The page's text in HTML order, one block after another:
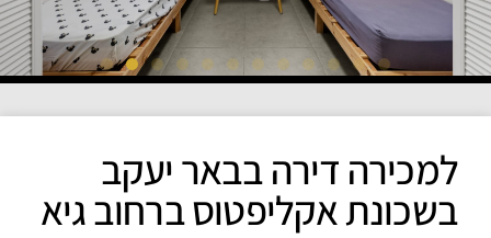
למכירה דירה בבאר יעקב
בשכונת אקליפטוס ברחוב גיא